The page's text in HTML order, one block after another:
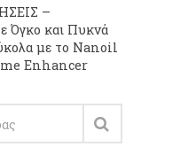
–
Όγκο και Πυκνά
με το Nanoil
Enhancer